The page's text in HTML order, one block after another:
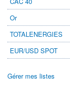
Or
TOTALENERGIES
EUR/USD SPOT
Gérer mes listes